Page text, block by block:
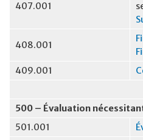
407.001
408.001
409.001
500 – Évaluation
501.001